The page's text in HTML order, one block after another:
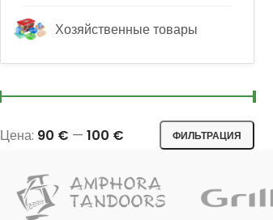
Хозяйственные товары
ФИЛЬТРАЦИЯ
Цена: 90 € — 100 €